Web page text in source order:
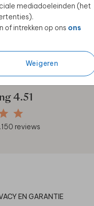
mediadoeleinden (het
of intrekken op ons ons
Weigeren
4.51
reviews
EN GARANTIE